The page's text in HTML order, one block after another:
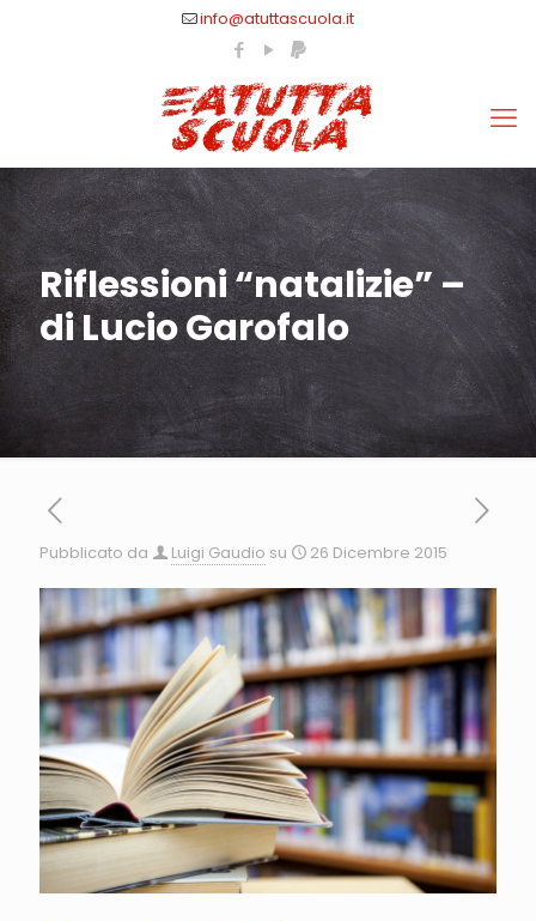
info@atuttascuola.it
Riflessioni “natalizie” –
di Lucio Garofalo
Pubblicato da Luigi Gaudio su 26 Dicembre 2015